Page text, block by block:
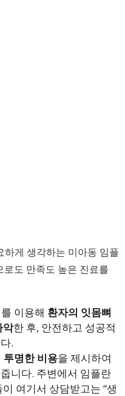
하게 생각하는 미아동 임플
도 만족도 높은 진료를
이용해 환자의 잇몸뼈
악한 후, 안전하고 성공적
.
투명한 비용을 제시하여
니다. 주변에서 임플란
여기서 상담받고는 “생